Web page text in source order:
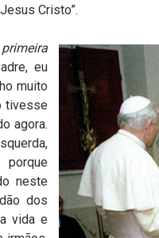
Cristo”.
eu
muito
tivesse
agora.
neste
dos
vida e